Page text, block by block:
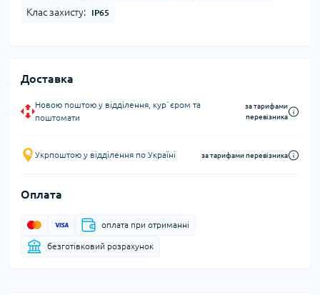
Клас захисту: IP65
Доставка
Новою поштою у відділення, кур`єром та
поштомати
за тарифами
перевізника
Укрпоштою у відділення по Україні за тарифами перевізника
Оплата
оплата при отриманні
безготівковий розрахунок